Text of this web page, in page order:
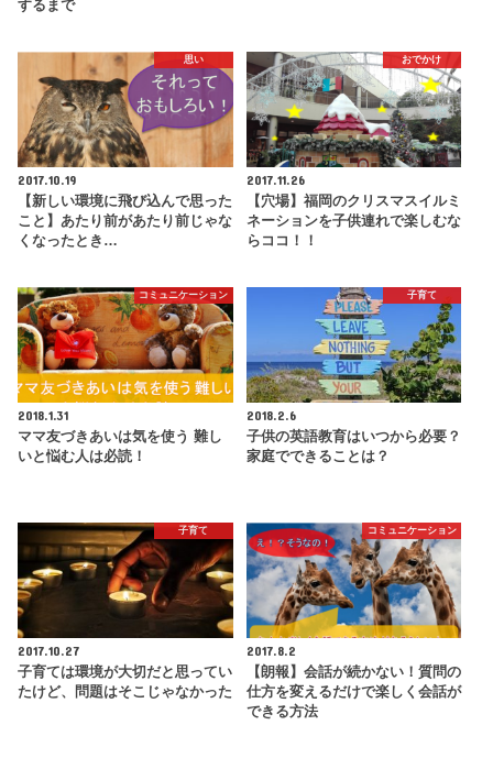
するまで
思い
2017.10.19
【新しい環境に飛び込んで思った
こと】あたり前があたり前じゃな
くなったとき…
おでかけ
2017.11.26
【穴場】福岡のクリスマスイルミ
ネーションを子供連れで楽しむな
らココ！！
コミュニケーション
2018.1.31
ママ友づきあいは気を使う 難し
いと悩む人は必読！
子育て
2018.2.6
子供の英語教育はいつから必要？
家庭でできることは？
子育て
2017.10.27
子育ては環境が大切だと思ってい
たけど、問題はそこじゃなかった
コミュニケーション
2017.8.2
【朗報】会話が続かない！質問の
仕方を変えるだけで楽しく会話が
できる方法